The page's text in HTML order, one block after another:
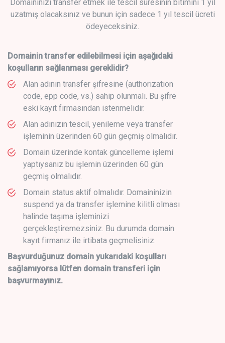
Domaininizi transfer etmek ile tescil süresinin bitimini 1 yıl
uzatmış olacaksınız ve bunun için sadece 1 yıl tescil ücreti
ödeyeceksiniz.
Domainin transfer edilebilmesi için aşağıdaki
koşulların sağlanması gereklidir?
Alan adının transfer şifresine (authorization
code, epp code, vs.) sahip olunmalı. Bu şifre
eski kayıt firmasından istenmelidir.
Alan adınızın tescil, yenileme veya transfer
işleminin üzerinden 60 gün geçmiş olmalıdır.
Domain üzerinde kontak güncelleme işlemi
yaptıysanız bu işlemin üzerinden 60 gün
geçmiş olmalıdır.
Domain status aktif olmalıdır. Domaininizin
suspend ya da transfer işlemine kilitli olması
halinde taşıma işleminizi
gerçekleştiremezsiniz. Bu durumda domain
kayıt firmanız ile irtibata geçmelisiniz.
Başvurduğunuz domain yukarıdaki koşulları
sağlamıyorsa lütfen domain transferi için
başvurmayınız.